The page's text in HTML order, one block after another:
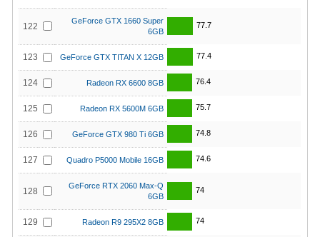
122
GeForce GTX 1660 Super
6GB
77.7
123 GeForce GTX TITAN X 12GB 77.4
124 Radeon RX 6600 8GB 76.4
125 Radeon RX 5600M 6GB 75.7
126 GeForce GTX 980 Ti 6GB 74.8
127 Quadro P5000 Mobile 16GB 74.6
128
GeForce RTX 2060 Max-Q
6GB
74
129 Radeon R9 295X2 8GB 74